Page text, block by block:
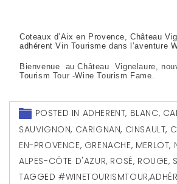
Coteaux d’Aix en Provence, Château
adhérent Vin Tourisme dans l’aventure
Bienvenue au Château Vignelaure,
Tourism Tour -Wine Tourism Fame.
POSTED IN ADHERENT, BLANC,
SAUVIGNON, CARIGNAN, CINSAULT,
EN-PROVENCE, GRENACHE, MERLOT,
ALPES-CÔTE D'AZUR, ROSÉ, ROUGE,
TAGGED#WINETOURISMTOUR,